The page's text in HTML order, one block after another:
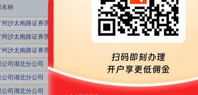
名称 龙虎榜成交金额(万)
沙太南路证券营业部 5527.77
沙太南路证券营业部 5527.77
沙太南路证券营业部
司湖北分公司 3902.98
司湖北分公司 3902.98
司湖北分公司 3902.98